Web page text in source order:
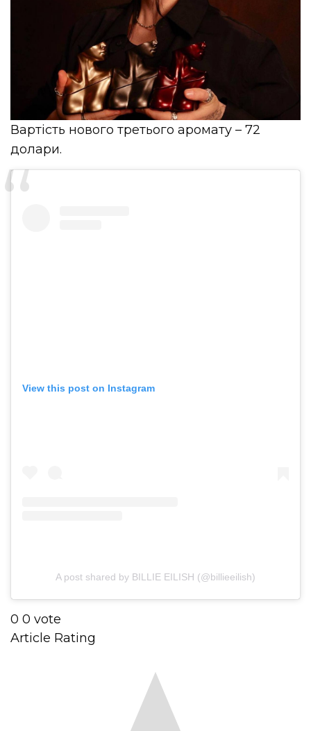
Вартість нового третього аромату – 72
долари.
View this post on Instagram
A post shared by BILLIE EILISH (@billieeilish)
0 0 vote
Article Rating